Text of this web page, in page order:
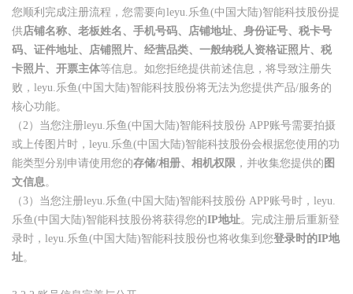
您顺利完成注册流程，您需要向leyu.乐鱼(中国大陆)智能科技股份提
供店铺名称、老板姓名、手机号码、店铺地址、身份证号、税卡号
码、证件地址、店铺照片、经营品类、一般纳税人资格证照片、税
卡照片、开票主体等信息。如您拒绝提供前述信息，将导致注册失
败，leyu.乐鱼(中国大陆)智能科技股份将无法为您提供产品/服务的
核心功能。
（2） 当您注册leyu.乐鱼(中国大陆)智能科技股份 APP账号需要拍摄
或上传图片时，leyu.乐鱼(中国大陆)智能科技股份会根据您使用的功
能类型分别申请使用您的存储/相册、相机权限 ，并收集您提供的 图
文信息。
（3） 当您注册leyu.乐鱼(中国大陆)智能科技股份 APP账号时，leyu.
乐鱼(中国大陆)智能科技股份将获得您的IP地址。完成注册后重新登
录时，leyu.乐鱼(中国大陆)智能科技股份也将收集到您登录时的IP地
址。